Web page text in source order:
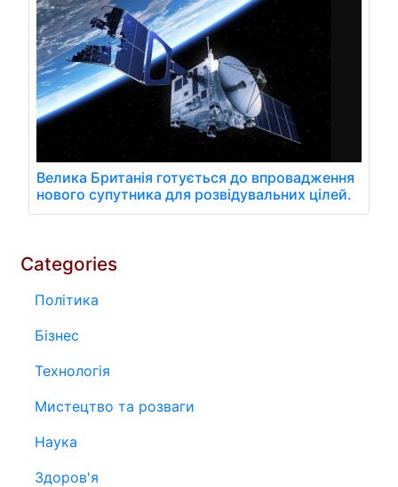
Велика Британія готується до впровадження
нового супутника для розвідувальних цілей.
Categories
Політика
Бізнес
Технологія
Мистецтво та розваги
Наука
Здоров'я